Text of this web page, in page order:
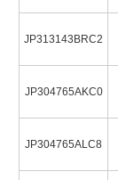
JP313143BRC2
JP304765AKC0
JP304765ALC8